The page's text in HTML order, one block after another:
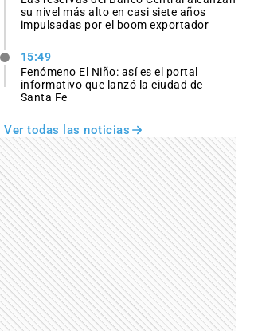
su nivel más alto en casi siete años
impulsadas por el boom exportador
15:49
Fenómeno El Niño: así es el portal
informativo que lanzó la ciudad de
Santa Fe
Ver todas las noticias